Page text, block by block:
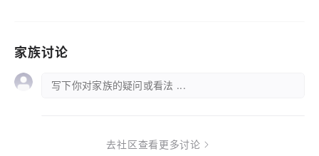
家族讨论
写下你对家族的疑问或看法 ...
去社区查看更多讨论